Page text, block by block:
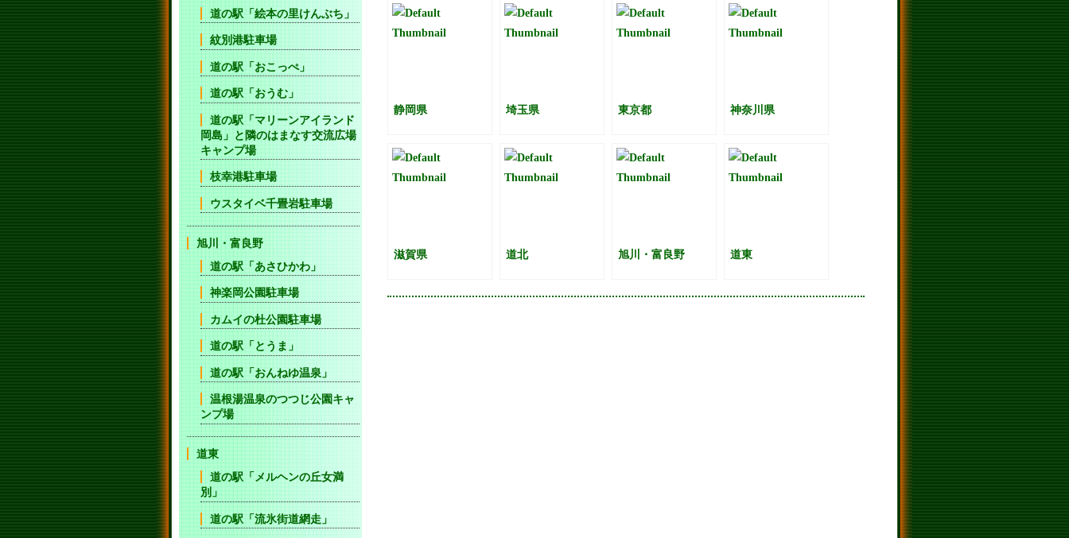
静岡県 埼玉県 東京都 神奈川県
滋賀県 道北 旭川・富良野 道東
道の駅「絵本の里けんぶち」
紋別港駐車場
道の駅「おこっぺ」
道の駅「おうむ」
道の駅「マリーンアイランド
岡島」と隣のはまなす交流広場
キャンプ場
枝幸港駐車場
ウスタイベ千畳岩駐車場
旭川・富良野
道の駅「あさひかわ」
神楽岡公園駐車場
カムイの杜公園駐車場
道の駅「とうま」
道の駅「おんねゆ温泉」
温根湯温泉のつつじ公園キャ
ンプ場
道東
道の駅「メルヘンの丘女満
別」
道の駅「流氷街道網走」